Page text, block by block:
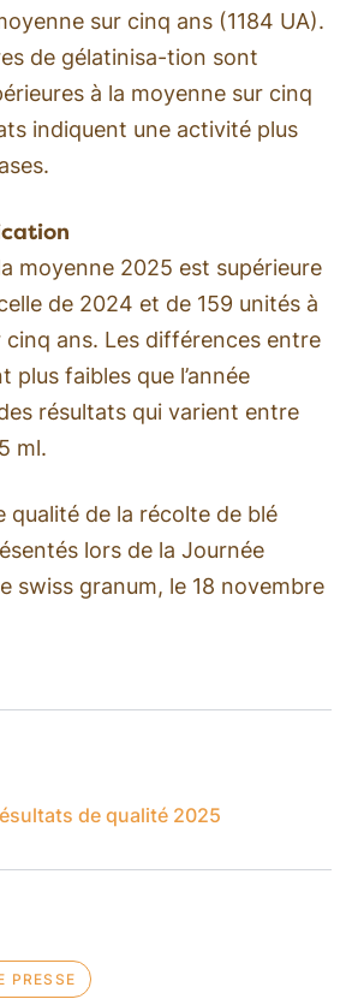
sur cinq ans (1184 UA).
de gélatinisa-tion sont
à la moyenne sur cinq
indiquent une activité plus
moyenne 2025 est supérieure
de 2024 et de 159 unités à
cinq ans. Les différences entre
plus faibles que l’année
résultats qui varient entre
ml.
qualité de la récolte de blé
lors de la Journée
swiss granum, le 18 novembre
de qualité 2025
PRESSE